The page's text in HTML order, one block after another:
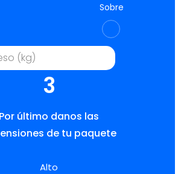
Sobre
3
Por último danos las
de tu paquete
Alto